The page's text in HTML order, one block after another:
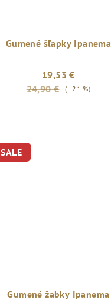
Gumené šľapky Ipanema
19,53 €
24,90 €
(–21 %)
SALE
Gumené žabky Ipanema